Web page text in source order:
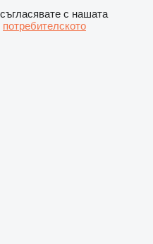
с нашата
потребителското